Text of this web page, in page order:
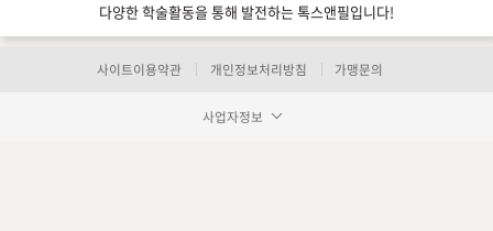
다양한 학술활동을 통해 발전하는 톡스앤필입니다!
사이트이용약관 개인정보처리방침 가맹문의
사업자정보